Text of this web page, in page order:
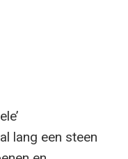
lang een steen